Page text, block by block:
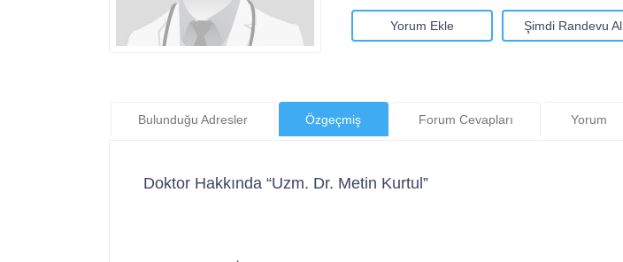
Yorum Ekle Şimdi Randevu Al
Bulunduğu Adresler Özgeçmiş Forum Cevapları Yorum
Doktor Hakkında “Uzm. Dr. Metin Kurtul”